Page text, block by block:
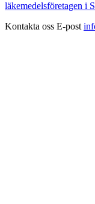
läkemedelsföretagen i
Kontakta oss E-post